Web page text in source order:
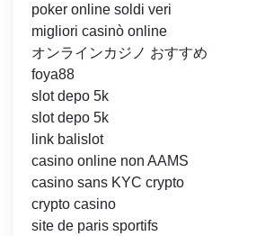
poker online soldi veri
migliori casinò online
オンラインカジノ おすすめ
foya88
slot depo 5k
slot depo 5k
link balislot
casino online non AAMS
casino sans KYC crypto
crypto casino
site de paris sportifs